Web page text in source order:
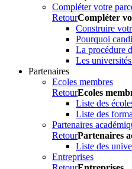
Compléter votre
RetourCompléter
Construire
Pourquoi
La procédure
Les
Partenaires
Ecoles membres
RetourEcoles
Liste des
Liste des
Partenaires
RetourPartenaires
Liste des
Entreprises